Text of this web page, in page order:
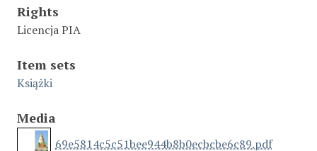
Rights
Licencja PIA
Item sets
Książki
Media
69e5814c5c51bee944b8b0ecbcbe6c89.pdf